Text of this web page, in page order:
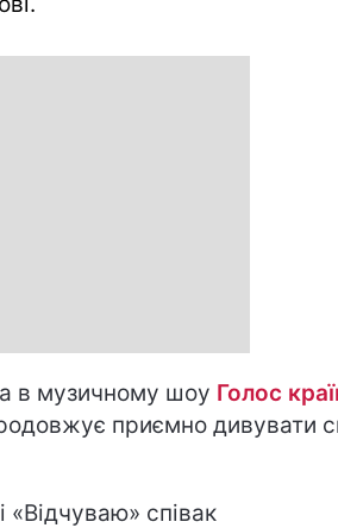
в музичному шоу Голос
приємно дивувати
співак